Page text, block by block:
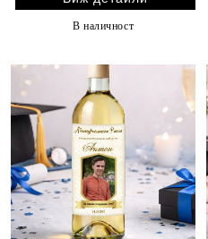
В наличност